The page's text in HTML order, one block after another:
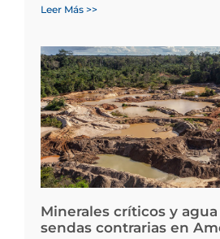
Leer Más >>
Minerales críticos y
sendas contrarias en